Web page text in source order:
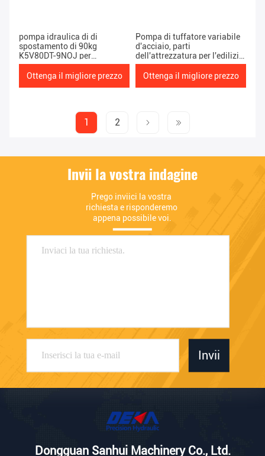
pompa idraulica di di
spostamento di 90kg
K5V80DT-9NOJ per
l'escavatore EC145
Ottenga il migliore prezzo
Pompa di tuffatore variabile
d'acciaio, parti
dell'attrezzatura per l'edilizia
da K3V63DT-9NOT EC140
Ottenga il migliore prezzo
1 2
Invii la vostra indagine
Prego inviici la vostra
richiesta e risponderemo
appena possibile voi.
Invii
Dongguan Sanhui Machinery Co., Ltd.